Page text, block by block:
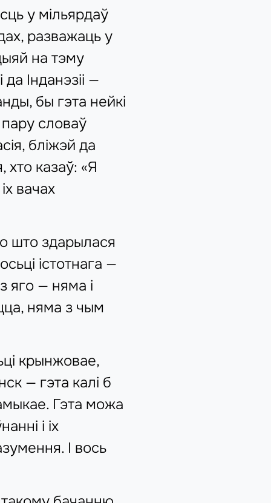
у мільярдаў
разважаць у
на тэму
Інданэзіі —
бы гэта нейкі
словаў
бліжэй да
казаў: «Я
вачах
што здарылася
істотнага —
яго — няма і
няма з чым
крынжовае,
— гэта калі б
Гэта можа
і іх
І вось